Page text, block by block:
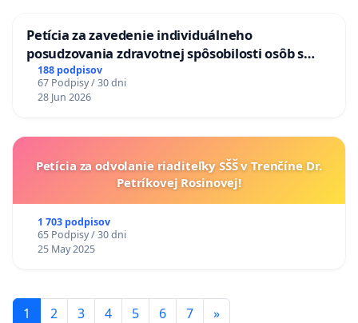
Petícia za zavedenie individuálneho
posudzovania zdravotnej spôsobilosti osôb s
diabetom 1. a 2. typu pri prijímaní do
Policajného zboru SR
188 podpisov
67 Podpisy / 30 dni
28 Jun 2026
Petícia za odvolanie riaditeľky SŠŠ v Trenčíne Dr.
Petríkovej Rosinovej!
1 703 podpisov
65 Podpisy / 30 dni
25 May 2025
1 2 3 4 5 6 7 »